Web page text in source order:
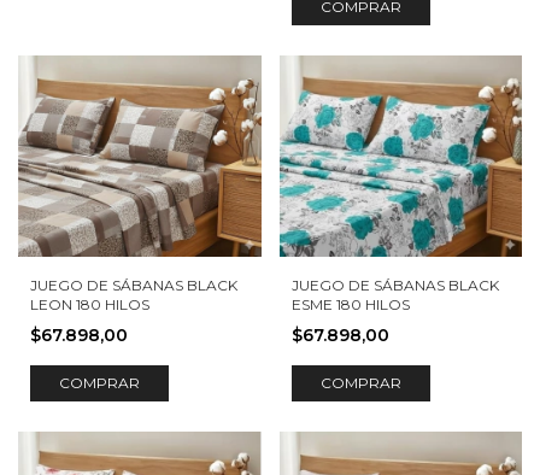
COMPRAR
JUEGO DE SÁBANAS BLACK
LEON 180 HILOS
$67.898,00
COMPRAR
JUEGO DE SÁBANAS BLACK
ESME 180 HILOS
$67.898,00
COMPRAR